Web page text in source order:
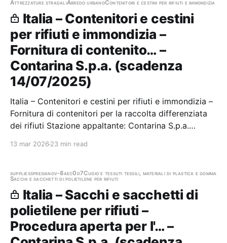
Attrezzature stradaliArredo urbanoContenitori e cestini per rifiuti e immondizia
Italia – Contenitori e cestini
per rifiuti e immondizia –
Fornitura di contenito… –
Contarina S.p.a. (scadenza
14/07/2025)
Italia – Contenitori e cestini per rifiuti e immondizia –
Fornitura di contenitori per la raccolta differenziata
dei rifiuti Stazione appaltante: Contarina S.p.a.
13 mar 2026 23 min read
suppliesspresianov-8aec0d7Cuoio e tessuti tessili, materiali di plastica e gomma
Sacchi e sacchetti di polietilene per rifiuti
Italia – Sacchi e sacchetti di
polietilene per rifiuti –
Procedura aperta per l'… –